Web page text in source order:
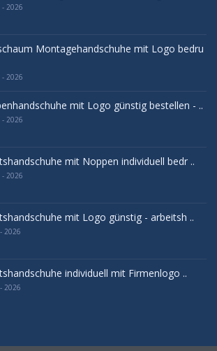
- 2026
Montagehandschuhe mit Logo bedru
- 2026
mit Logo günstig bestellen - ..
- 2026
mit Noppen individuell bedr ..
- 2026
mit Logo günstig - arbeitsh ..
2026
individuell mit Firmenlogo ..
2026